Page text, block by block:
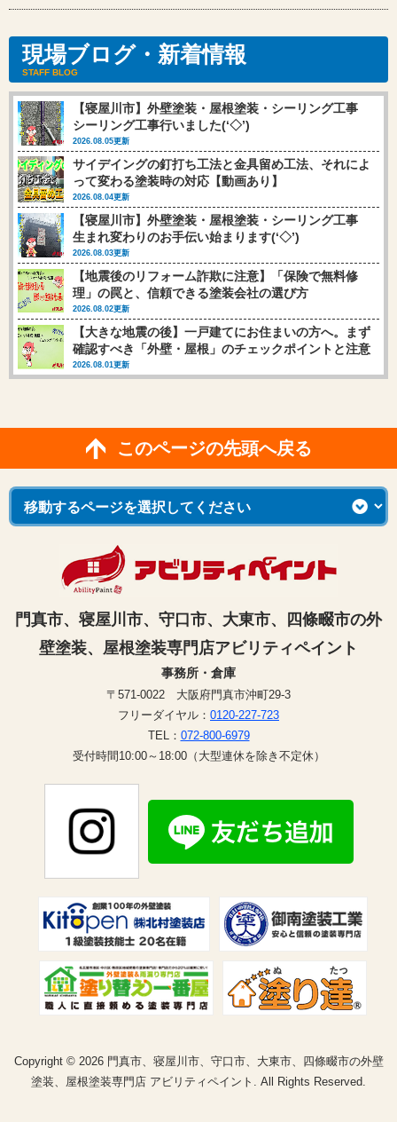
現場ブログ・新着情報
STAFF BLOG
【寝屋川市】外壁塗装・屋根塗装・シーリング工事
シーリング工事行いました(‘◇’)ゞ
2026.08.05更新
サイデイングの釘打ち工法と金具留め工法、それによ
って変わる塗装時の対応【動画あり】
2026.08.04更新
【寝屋川市】外壁塗装・屋根塗装・シーリング工事
生まれ変わりのお手伝い始まります(‘◇’)ゞ
2026.08.03更新
【地震後のリフォーム詐欺に注意】「保険で無料修
理」の罠と、信頼できる塗装会社の選び方
2026.08.02更新
【大きな地震の後】一戸建てにお住まいの方へ。まず
確認すべき「外壁・屋根」のチェックポイントと注意
点
2026.08.01更新
このページの先頭へ戻る
門真市、寝屋川市、守口市、大東市、四條畷市の外
壁塗装、屋根塗装専門店アビリティペイント
事務所・倉庫
〒571-0022 大阪府門真市沖町29-3
フリーダイヤル： 0120-227-723
TEL： 072-800-6979
受付時間10:00～18:00（大型連休を除き不定休）
Copyright © 2026 門真市、寝屋川市、守口市、大東市、四條畷市の外壁
塗装、屋根塗装専門店 アビリティペイント. All Rights Reserved.